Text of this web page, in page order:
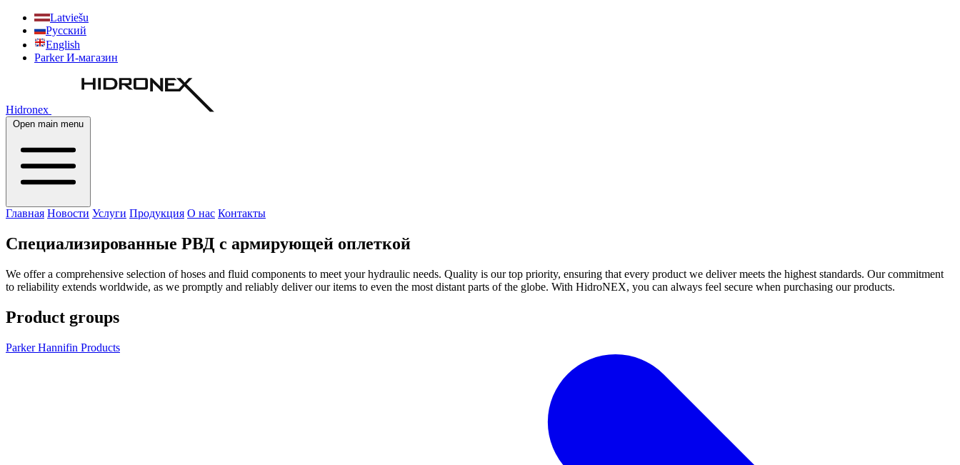
Latviešu
Русский
English
Parker И-магазин
Hidronex
Open main menu
Главная Новости Услуги Продукция О нас Контакты
Cпециализированные РВД с армирующей оплеткой
We offer a comprehensive selection of hoses and fluid components to meet your hydraulic needs. Quality is our top priority, ensuring that every product we deliver meets the highest standards. Our commitment
to reliability extends worldwide, as we promptly and reliably deliver our items to even the most distant parts of the globe. With HidroNEX, you can always feel secure when purchasing our products.
Product groups
Parker Hannifin Products